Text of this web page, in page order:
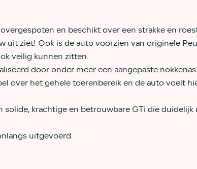
en beschikt over een strakke en
uit ziet! Ook is de auto voorzien van originele
veilig kunnen zitten.
door onder meer een aangepaste
over het gehele toerenbereik en de auto voelt
solide, krachtige en betrouwbare GTi die
uitgevoerd.